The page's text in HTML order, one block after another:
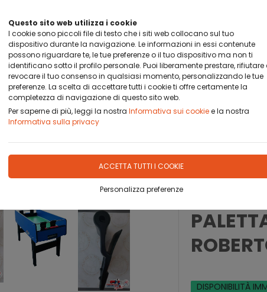
Questo sito web utilizza i cookie
I cookie sono piccoli file di testo che i siti web collocano sul tuo
dispositivo durante la navigazione. Le informazioni in essi contenute
possono riguardare te, le tue preferenze o il tuo dispositivo ma non ti
identificano sotto il profilo personale. Puoi liberamente prestare, rifiutare
revocare il tuo consenso in qualsiasi momento, personalizzando le tue
preferenze. La scelta di accettare tutti i cookie ti offre certamente la
completezza di navigazione di questo sito web.
Per saperne di più, leggi la nostra Informativa sui cookiee la nostra
Informativa sulla privacy
ACCETTA TUTTI I COOKIE
Personalizza preferenze
DA OGGI PUOI PAGARE CON BANCA SELLA PAY BY LINK
PROFILO DOVE SIAMO CONTATTO
DISPONIBILITÀ